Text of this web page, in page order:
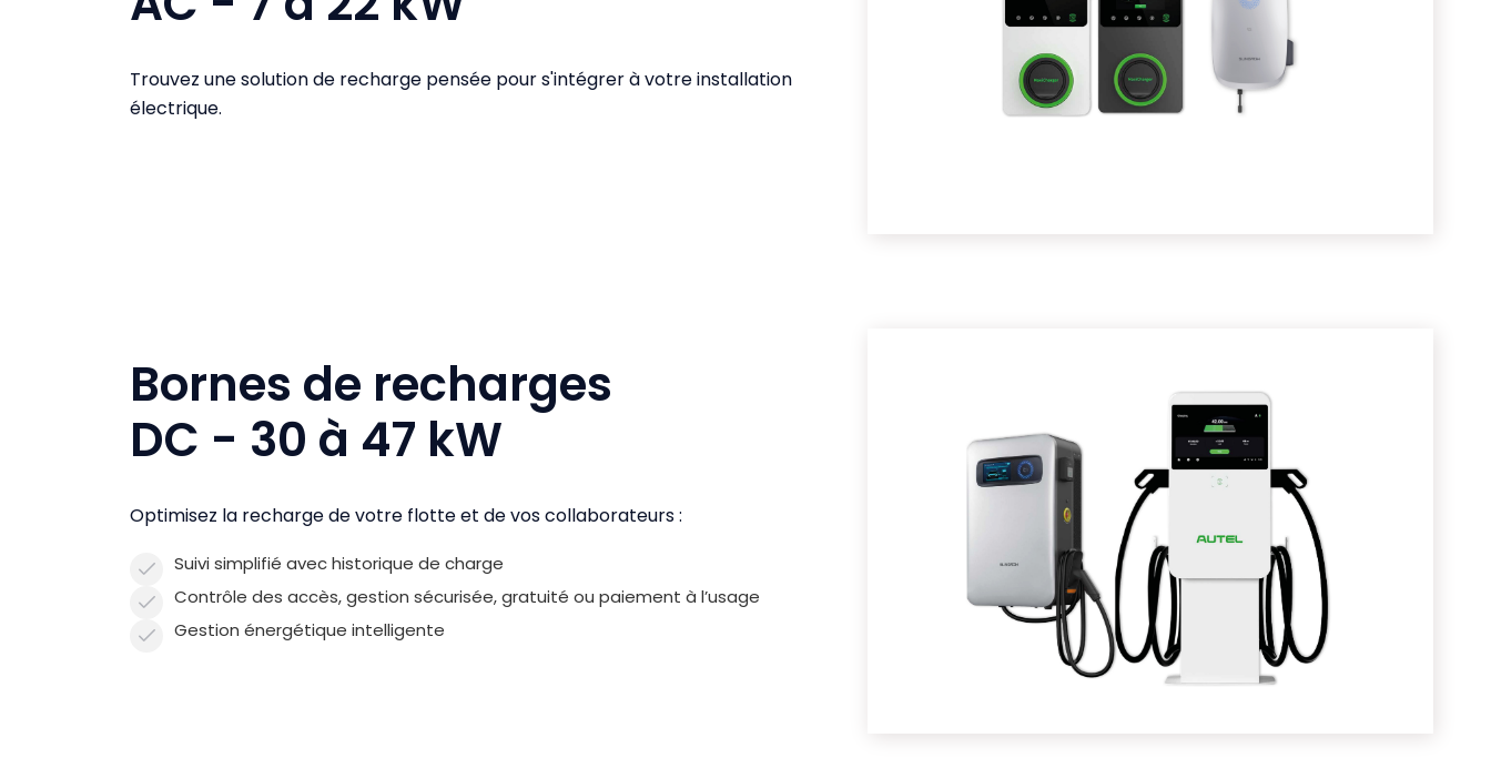
Trouvez une solution de recharge pensée pour s'intégrer à votre installation
électrique.
Bornes de recharges
DC - 30 à 47 kW
Optimisez la recharge de votre flotte et de vos collaborateurs :
Suivi simplifié avec historique de charge
Contrôle des accès, gestion sécurisée, gratuité ou paiement à l’usage
Gestion énergétique intelligente